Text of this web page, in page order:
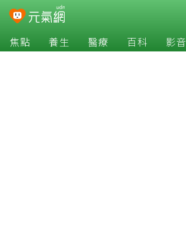
焦點 養生 醫療 百科 影音